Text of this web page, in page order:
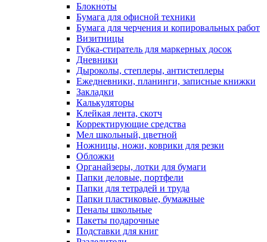
Блокноты
Бумага для офисной техники
Бумага для черчения и копировальных работ
Визитницы
Губка-стиратель для маркерных досок
Дневники
Дыроколы, степлеры, антистеплеры
Ежедневники, планинги, записные книжки
Закладки
Калькуляторы
Клейкая лента, скотч
Корректирующие средства
Мел школьный, цветной
Ножницы, ножи, коврики для резки
Обложки
Органайзеры, лотки для бумаги
Папки деловые, портфели
Папки для тетрадей и труда
Папки пластиковые, бумажные
Пеналы школьные
Пакеты подарочные
Подставки для книг